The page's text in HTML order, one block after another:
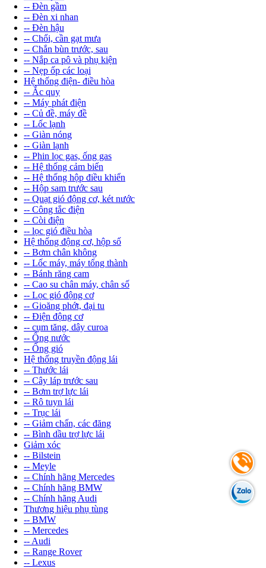
-- Đèn gầm
-- Đèn xi nhan
-- Đèn hậu
-- Chổi, cần gạt mưa
-- Chắn bùn trước, sau
-- Nắp ca pô và phụ kiện
-- Nẹp ốp các loại
Hệ thống điện- điều hòa
-- Ắc quy
-- Máy phát điện
-- Củ đề, máy đề
-- Lốc lạnh
-- Giàn nóng
-- Giàn lạnh
-- Phin lọc gas, ống gas
-- Hệ thống cảm biến
-- Hệ thống hộp điều khiển
-- Hộp sam trước sau
-- Quạt gió động cơ, két nước
-- Công tắc điện
-- Còi điện
-- lọc gió điều hòa
Hệ thống động cơ, hộp số
-- Bơm chân không
-- Lốc máy, máy tổng thành
-- Bánh răng cam
-- Cao su chân máy, chân số
-- Lọc gió động cơ
-- Gioăng phớt, đại tu
-- Điện động cơ
-- cụm tăng, dây curoa
-- Ống nước
-- Ống gió
Hệ thống truyền động lái
-- Thước lái
-- Cây láp trước sau
-- Bơm trợ lực lái
-- Rô tuyn lái
-- Trục lái
-- Giảm chấn, các đăng
-- Bình dầu trợ lực lái
Giảm xóc
-- Bilstein
-- Meyle
-- Chính hãng Mercedes
-- Chính hãng BMW
-- Chính hãng Audi
Thương hiệu phụ tùng
-- BMW
-- Mercedes
-- Audi
-- Range Rover
-- Lexus